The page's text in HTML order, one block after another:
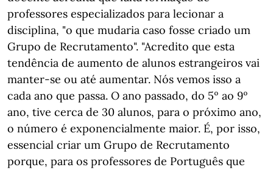
professores especializados para lecionar a
disciplina, "o que mudaria caso fosse criado um
Grupo de Recrutamento". "Acredito que esta
tendência de aumento de alunos estrangeiros vai
manter-se ou até aumentar. Nós vemos isso a
cada ano que passa. O ano passado, do 5º ao 9º
ano, tive cerca de 30 alunos, para o próximo ano,
o número é exponencialmente maior. É, por isso,
essencial criar um Grupo de Recrutamento
porque, para os professores de Português que